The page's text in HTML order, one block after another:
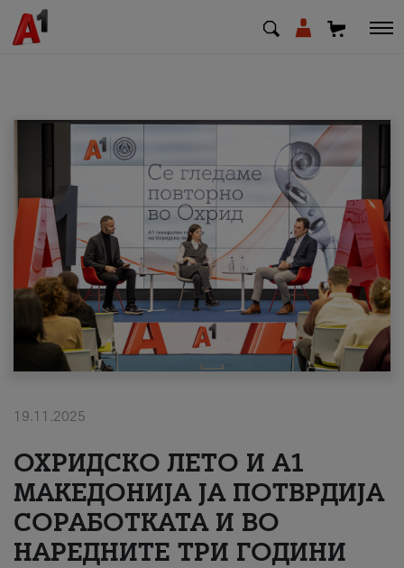
МК SQ
Приватни Деловни
Поддршка
Надополни кредит
#ПодобарОнлајн
19.11.2025
ОХРИДСКО ЛЕТО И A1
МАКЕДОНИЈА ЈА ПОТВРДИЈА
СОРАБОТКАТА И ВО
НАРЕДНИТЕ ТРИ ГОДИНИ